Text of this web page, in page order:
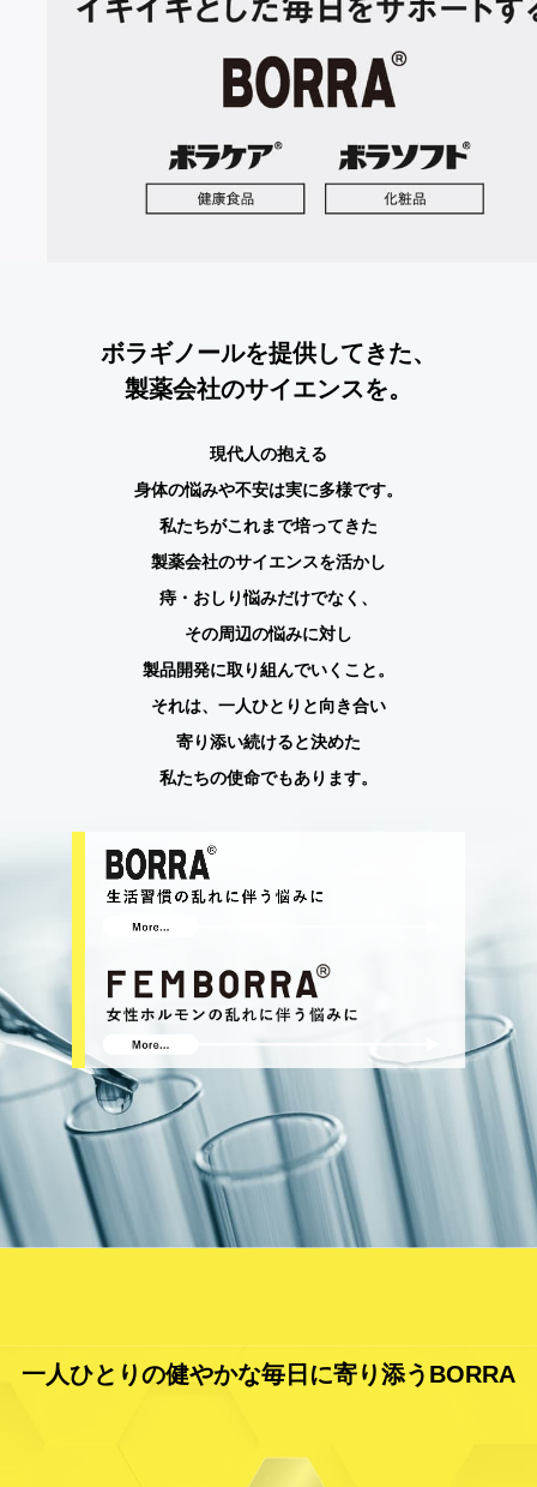
ボラギノールを提供してきた、
製薬会社のサイエンスを。
現代人の抱える
身体の悩みや不安は実に多様です。
私たちがこれまで培ってきた
製薬会社のサイエンスを活かし
痔・おしり悩みだけでなく、
その周辺の悩みに対し
製品開発に取り組んでいくこと。
それは、一人ひとりと向き合い
寄り添い続けると決めた
私たちの使命でもあります。
⼀⼈ひとりの健やかな毎⽇に寄り添うBORRA